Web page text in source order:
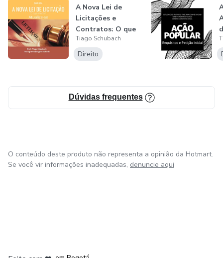
Youtube: https://www.youtube.com/user/tiagoschubach
Facebook: Tiago Schubach
A Nova Lei de
Licitações e
Contratos: O que
muda?
Tiago Schubach
Direito
Dúvidas frequentes
O conteúdo deste produto não representa a opinião da Hotmart.
Se você vir informações inadequadas, denuncie aqui